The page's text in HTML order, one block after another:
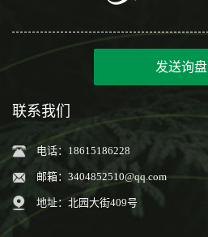
发送询盘
联系我们
电话：18615186228
邮箱： 3404852510@qq.com
地址：北园大街409号